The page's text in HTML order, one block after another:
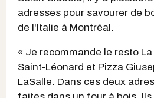
adresses pour savourer de
de l'Italie à Montréal.
« Je recommande le resto
Saint-Léonard et Pizza
LaSalle. Dans ces deux